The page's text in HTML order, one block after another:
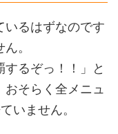
いるはずなのです
。
るぞっ！！」と
そらく全メニュ
いません。